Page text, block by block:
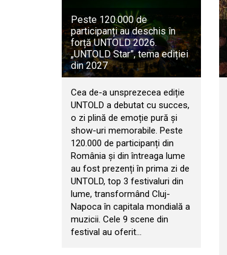
Peste 120.000 de
participanți au deschis în
forță UNTOLD 2026.
„UNTOLD Star”, tema ediției
din 2027
Cea de-a unsprezecea ediție
UNTOLD a debutat cu succes,
o zi plină de emoție pură și
show-uri memorabile. Peste
120.000 de participanți din
România și din întreaga lume
au fost prezenți în prima zi de
UNTOLD, top 3 festivaluri din
lume, transformând Cluj-
Napoca în capitala mondială a
muzicii. Cele 9 scene din
festival au oferit…